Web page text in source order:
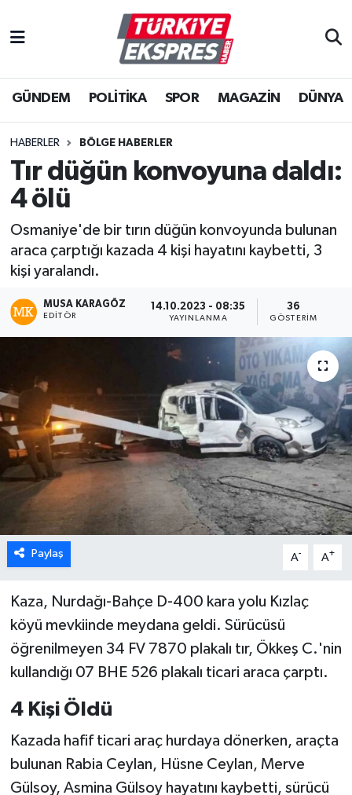
GÜNDEM POLİTİKA SPOR MAGAZİN DÜNYA
HABERLER BÖLGE HABERLER
Tır düğün konvoyuna daldı:
4 ölü
Osmaniye'de bir tırın düğün konvoyunda bulunan
araca çarptığı kazada 4 kişi hayatını kaybetti, 3
kişi yaralandı.
MUSA KARAGÖZ
EDITÖR
14.10.2023 - 08:35
YAYINLANMA
36
GÖSTERIM
Paylaş A- A+
Kaza, Nurdağı-Bahçe D-400 kara yolu Kızlaç
köyü mevkiinde meydana geldi. Sürücüsü
öğrenilmeyen 34 FV 7870 plakalı tır, Ökkeş C.'nin
kullandığı 07 BHE 526 plakalı ticari araca çarptı.
4 Kişi Öldü
Kazada hafif ticari araç hurdaya dönerken, araçta
bulunan Rabia Ceylan, Hüsne Ceylan, Merve
Gülsoy, Asmina Gülsoy hayatını kaybetti, sürücü
İstanbul Nöbetçi Eczaneler
İstanbul Hava Durumu
İstanbul Namaz Vakitleri
İstanbul Trafik Yoğunluk Haritası
Tüm Manşetler
Son Dakika Haberleri
Haber Arşivi